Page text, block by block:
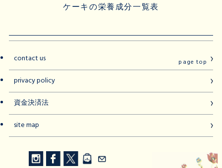
ケーキの栄養成分一覧表
page top
contact us
privacy policy
資金決済法
site map